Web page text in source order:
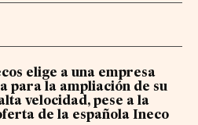
elige a una empresa
para la ampliación de su
velocidad, pese a la
de la española Ineco